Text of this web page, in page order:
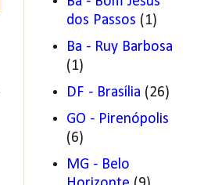
dos Passos (1)
Ba - Ruy Barbosa
(1)
DF - Brasília (26)
GO - Pirenópolis
(6)
MG - Belo